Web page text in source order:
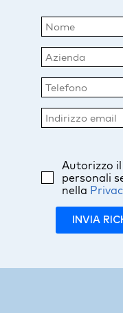
Autorizzo
personali
nella
INVIA